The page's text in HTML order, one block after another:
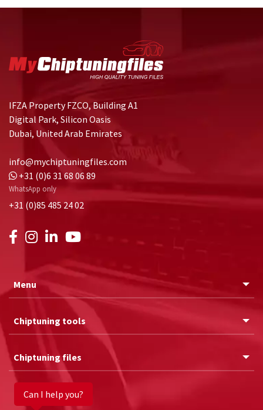
IFZA Property FZCO, Building A1
Digital Park, Silicon Oasis
Dubai, United Arab Emirates
info@mychiptuningfiles.com
+31 (0)6 31 68 06 89
WhatsApp only
+31 (0)85 485 24 02
Menu
Chiptuning tools
Chiptuning files
Can I help you?